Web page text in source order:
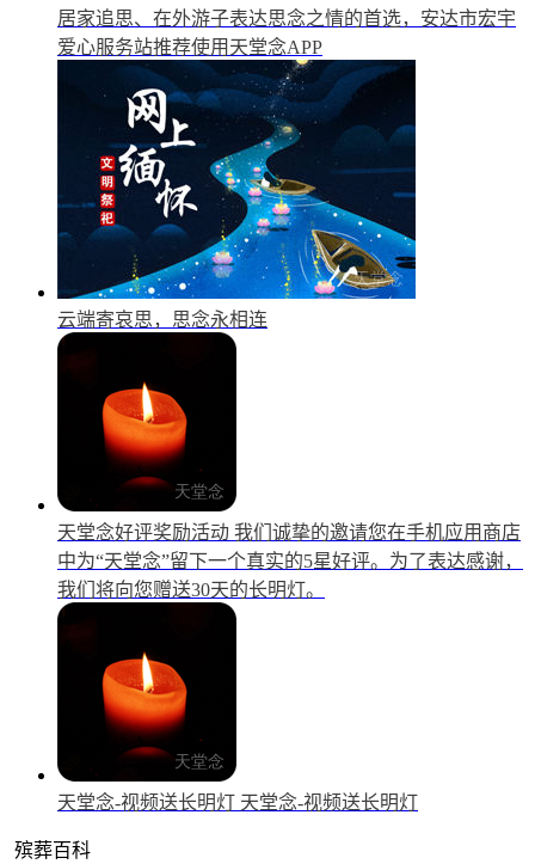
居家追思、在外游子表达思念之情的首选，安达市宏宇
爱心服务站推荐使用天堂念APP
云端寄哀思，思念永相连
天堂念好评奖励活动 我们诚挚的邀请您在手机应用商店
中为“天堂念”留下一个真实的5星好评。为了表达感谢，
我们将向您赠送30天的长明灯。
天堂念-视频送长明灯 天堂念-视频送长明灯
殡葬百科